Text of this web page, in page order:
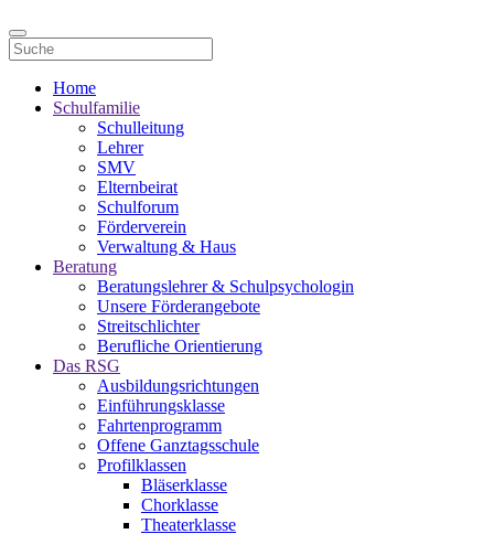
Home
Schulfamilie
Schulleitung
Lehrer
SMV
Elternbeirat
Schulforum
Förderverein
Verwaltung & Haus
Beratung
Beratungslehrer & Schulpsychologin
Unsere Förderangebote
Streitschlichter
Berufliche Orientierung
Das RSG
Ausbildungsrichtungen
Einführungsklasse
Fahrtenprogramm
Offene Ganztagsschule
Profilklassen
Bläserklasse
Chorklasse
Theaterklasse